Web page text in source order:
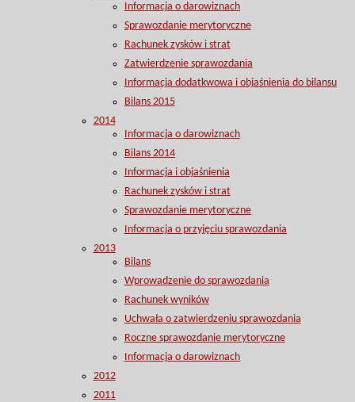
Informacja o darowiznach
Sprawozdanie merytoryczne
Rachunek zysków i strat
Zatwierdzenie sprawozdania
Informacja dodatkwowa i objaśnienia do bilansu
Bilans 2015
2014
Informacja o darowiznach
Bilans 2014
Informacja i objaśnienia
Rachunek zysków i strat
Sprawozdanie merytoryczne
Informacja o przyjęciu sprawozdania
2013
Bilans
Wprowadzenie do sprawozdania
Rachunek wyników
Uchwała o zatwierdzeniu sprawozdania
Roczne sprawozdanie merytoryczne
Informacja o darowiznach
2012
2011